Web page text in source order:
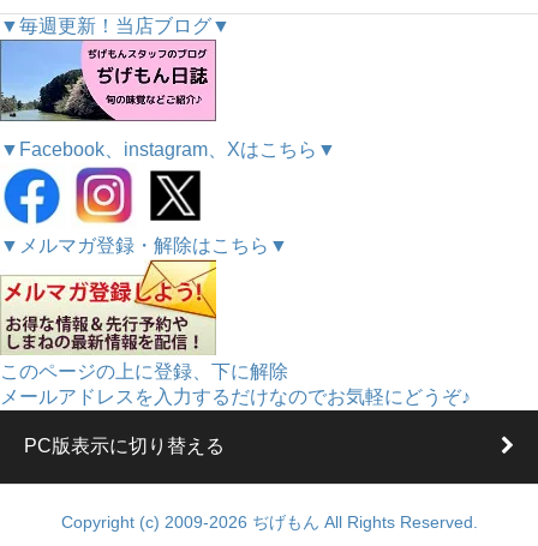
▼毎週更新！当店ブログ▼
▼Facebook、instagram、Xはこちら▼
▼メルマガ登録・解除はこちら▼
このページの上に登録、下に解除
メールアドレスを入力するだけなのでお気軽にどうぞ♪
PC版表示に切り替える
Copyright (c) 2009-2026 ぢげもん All Rights Reserved.